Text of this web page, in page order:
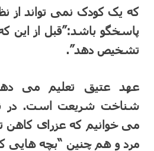
که یک کودک نمی تواند از
پاسخگو باشد:”قبل از این
تشخیص دهد”.
عهد عتیق تعلیم می
می خوانیم که عزرای کاهن
مرد و هم چنین “بچه هایی